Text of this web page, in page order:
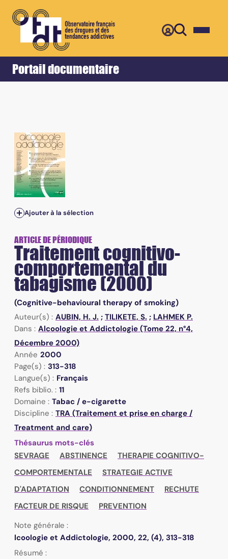
Portail documentaire
Accueil Retour
Ajouter à la sélection
ARTICLE DE PÉRIODIQUE
Traitement cognitivo-
comportemental du
tabagisme (2000)
(Cognitive-behavioural therapy of smoking)
Auteur(s) : AUBIN, H. J. ; TILIKETE, S. ; LAHMEK P.
Dans : Alcoologie et Addictologie (Tome 22, n°4,
Décembre 2000)
Année 2000
Page(s) : 313-318
Langue(s) : Français
Refs biblio. : 11
Domaine : Tabac / e-cigarette
Discipline : TRA (Traitement et prise en charge /
Treatment and care)
Thésaurus mots-clés
SEVRAGE
ABSTINENCE
THERAPIE COGNITIVO-
COMPORTEMENTALE
STRATEGIE ACTIVE
D'ADAPTATION
CONDITIONNEMENT
RECHUTE
FACTEUR DE RISQUE
PREVENTION
Note générale :
lcoologie et Addictologie, 2000, 22, (4), 313-318
Résumé :